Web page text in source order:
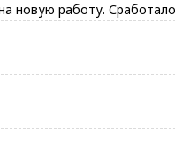
новую работу.